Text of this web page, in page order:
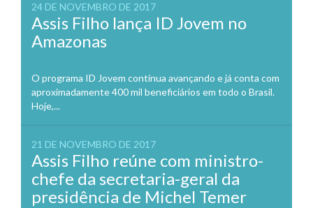
24 DE NOVEMBRO DE 2017
Assis Filho lança ID Jovem no
Amazonas
O programa ID Jovem continua avançando e já conta com
aproximadamente 400 mil beneficiários em todo o Brasil.
Hoje,...
21 DE NOVEMBRO DE 2017
Assis Filho reúne com ministro-
chefe da secretaria-geral da
presidência de Michel Temer